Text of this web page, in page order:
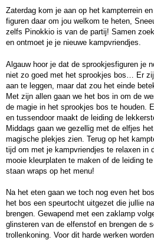
Deelnemers
Even voorstellen!
Geschiedenis
Leiding
Mee als leiding
Voorwaarden
Veel gestelde vragen
Contact
Zaterdag kom je aan op het kampterrein
figuren daar om jou welkom te heten,
zelfs Pinokkio is van de partij! Samen
en ontmoet je je nieuwe kampvriendjes.
Algauw hoor je dat de sprookjesfiguren je
niet zo goed met het sprookjes bos… Er
aan te leggen, maar dat zou het einde
Met zijn allen gaan we het bos in om de
de magie in het sprookjes bos te houden.
en tussendoor maakt de leiding de
Middags gaan we gezellig met de elfjes
magische plekjes zien. Terug op het
tijd om met je kampvriendjes te relaxen in
mooie kleurplaten te maken of de leiding
staan wraps op het menu!
Na het eten gaan we toch nog even het
het bos een speurtocht uitgezet die jullie
brengen. Gewapend met een zaklamp
glinsteren van de elfenstof en brengen de
trollenkoning. Voor dit harde werken